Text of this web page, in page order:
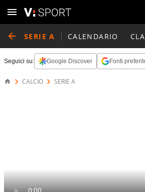
SERIE A CALENDARIO
Seguici su: Google Discover Fonti
CALCIO SERIE A